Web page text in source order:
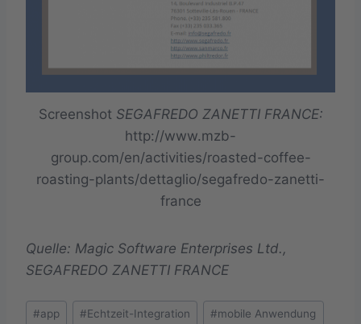
Screenshot SEGAFREDO ZANETTI FRANCE:
http://www.mzb-
group.com/en/activities/roasted-coffee-
roasting-plants/dettaglio/segafredo-zanetti-
france
Quelle: Magic Software Enterprises Ltd.,
SEGAFREDO ZANETTI FRANCE
Schlagworte:
#app #Echtzeit-Integration #mobile Anwendung